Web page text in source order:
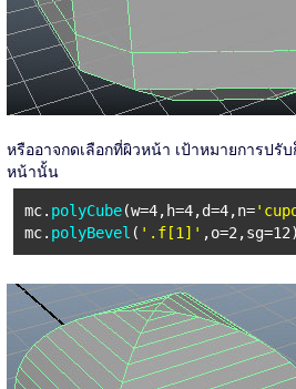
หรืออาจกดเลือกที่ผิวหน้า เป้าหมายการปรั
หน้านั้น
mc. polyCube(w=4,h=4,d=4,n=
mc. polyBevel ( '.f[1]' ,o=2,sg=12)